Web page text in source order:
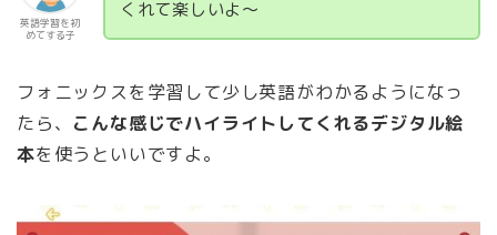
英語学習を初
めてする子
くれて楽しいよ～
フォニックスを学習して少し英語がわかるようになっ
たら、 こんな感じでハイライトしてくれるデジタル絵
本を使うといいですよ。